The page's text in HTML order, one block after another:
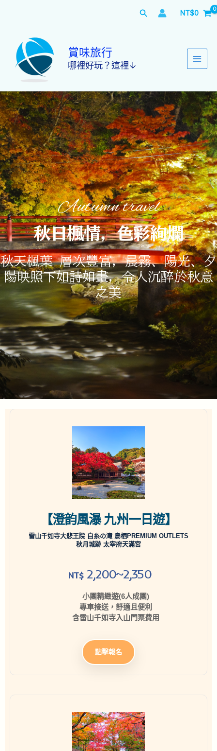
搜
NT$0
賞味旅行
哪裡好玩？這裡↓
Autumn travel
秋日楓情，色彩絢爛
秋天楓葉 層次豐富，晨霧、陽光、夕
陽映照下如詩如畫，令人沉醉於秋意
之美
【澄韵風瀑 九州一日遊】
雷山千如寺大悲王院 白糸の滝 鳥栖PREMIUM OUTLETS
秋月城跡 太宰府天滿宮
NT$ 2,200~2,350
小團精緻遊(6人成團)
專車接送，舒適且便利
含雷山千如寺入山門票費用
點擊報名